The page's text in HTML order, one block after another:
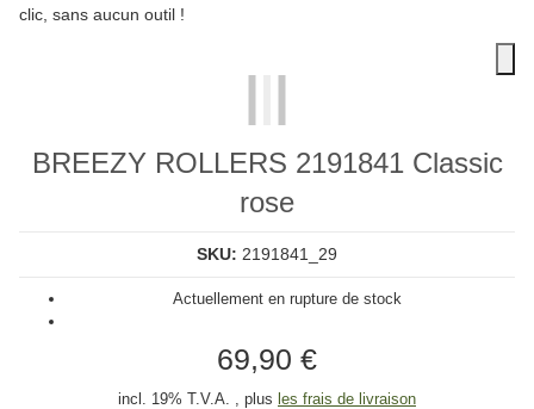
clic, sans aucun outil !
BREEZY ROLLERS 2191841 Classic
rose
SKU: 2191841_29
Actuellement en rupture de stock
69,90 €
incl. 19% T.V.A. , plus les frais de livraison